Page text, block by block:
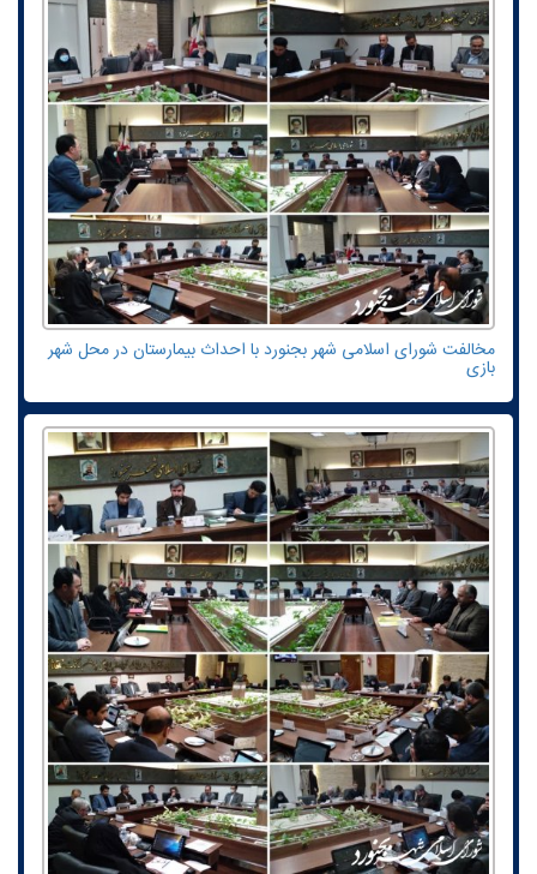
مخالفت شورای اسلامی شهر بجنورد با احداث بیمارستان در محل شهر
بازی